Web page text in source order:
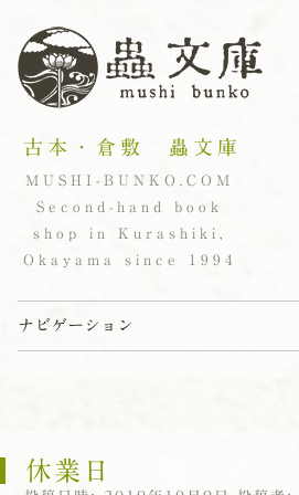
古本・倉敷 蟲文庫
MUSHI-BUNKO.COM
Second-hand book
shop in Kurashiki,
Okayama since 1994
ナビゲーション
休業日